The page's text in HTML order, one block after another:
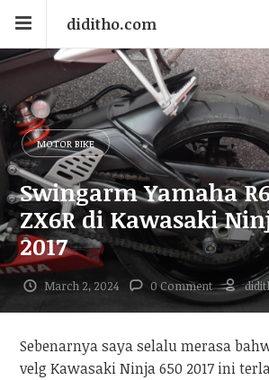
diditho.com
MOTOR BIKE
Swingarm Yamaha
ZX6R di Kawasaki
2017
March 2, 2024 0 Comment
Sebenarnya saya selalu merasa
velg Kawasaki Ninja 650 2017 ini